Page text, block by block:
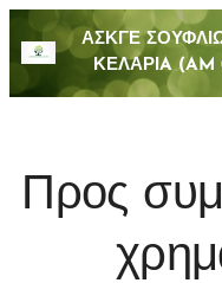
ΑΣΚΓΕ
ΚΕΛΑΡΙA (AM
Προς